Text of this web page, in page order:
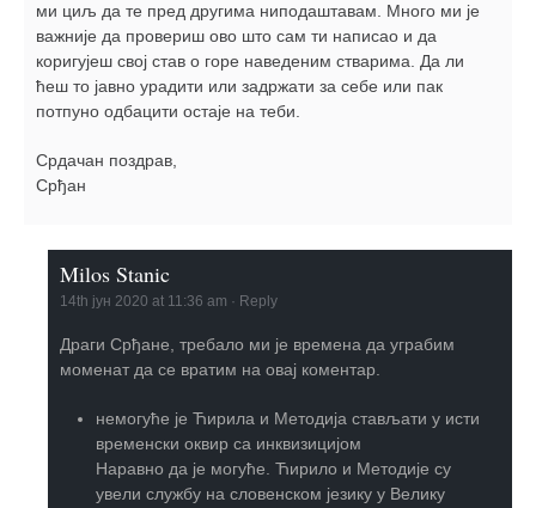
ми циљ да те пред другима ниподаштавам. Много ми је
важније да провериш ово што сам ти написао и да
коригујеш свој став о горе наведеним стварима. Да ли
ћеш то јавно урадити или задржати за себе или пак
потпуно одбацити остаје на теби.
Срдачан поздрав,
Срђан
Milos Stanic
14th јун 2020 at 11:36 am · Reply
Драги Срђане, требало ми је времена да уграбим
моменат да се вратим на овај коментар.
немогуће је Ћирила и Методија стављати у исти
временски оквир са инквизицијом
Наравно да је могуће. Ћирило и Методије су
увели службу на словенском језику у Велику